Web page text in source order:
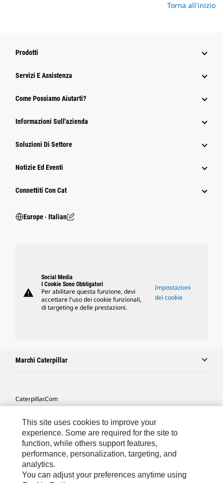
Torna all'inizio
Prodotti
Servizi E Assistenza
Come Possiamo Aiutarti?
Informazioni Sull'azienda
Soluzioni Di Settore
Notizie Ed Eventi
Connettiti Con Cat
Europe ‧ Italian
warning
Social Media
I Cookie Sono Obbligatori
Per abilitare questa funzione, devi
accettare l'uso dei cookie funzionali,
di targeting e delle prestazioni.
Impostazioni
dei cookie
Marchi Caterpillar
Caterpillar.com
Le Mie Preferenze Di Marketing
Mappa Del Sito
Cookie Settings
Informazioni Legali
This site uses cookies to improve your
experience. Some are required for the site to
function, while others support features,
performance, personalization, targeting, and
analytics.
You can adjust your preferences anytime using